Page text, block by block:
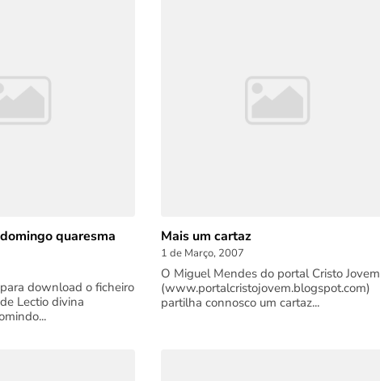
quaresma
download o ficheiro
Lectio divina
Mais um cartaz
1 de Março, 2007
O Miguel Mendes do portal Cristo Jovem
(www.portalcristojovem.blogspot.com)
partilha connosco um cartaz...